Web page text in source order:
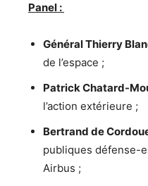
Panel :
Général Thierry
de l’espace ;
Patrick Chatard-
l’action extérieure ;
Bertrand de
publiques défense-
Airbus ;